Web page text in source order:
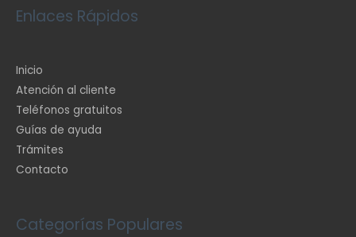
Enlaces Rápidos
Inicio
Atención al cliente
Teléfonos gratuitos
Guías de ayuda
Trámites
Contacto
Categorías Populares